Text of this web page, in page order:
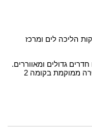
3 חדרים ברחוב שקט במרחק 5 דקות הליכה לים ומרכז
גדולים ומאווררים.
מטבח, אינסטלציה וחשמל חדשים. הדירה ממוקמת בקומה 2